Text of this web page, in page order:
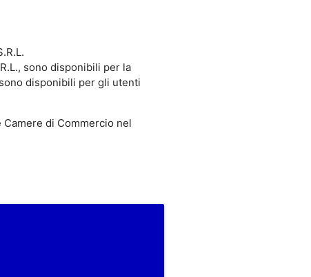
sono disponibili per la
disponibili per gli utenti
di Commercio nel